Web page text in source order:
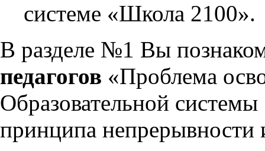
системе «Школа 2100».
В разделе №1 Вы
педагогов «Проблема
Образовательной
принципа непрерывности